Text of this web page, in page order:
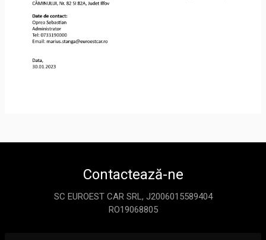
Contactează-ne
SC EUROEST CAR SRL, J2006015589404
RO19068805